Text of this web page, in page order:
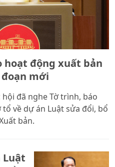
hoạt động xuất bản
mới
hội đã nghe Tờ trình, báo
về dự án Luật sửa đổi, bổ
bản.
Luật